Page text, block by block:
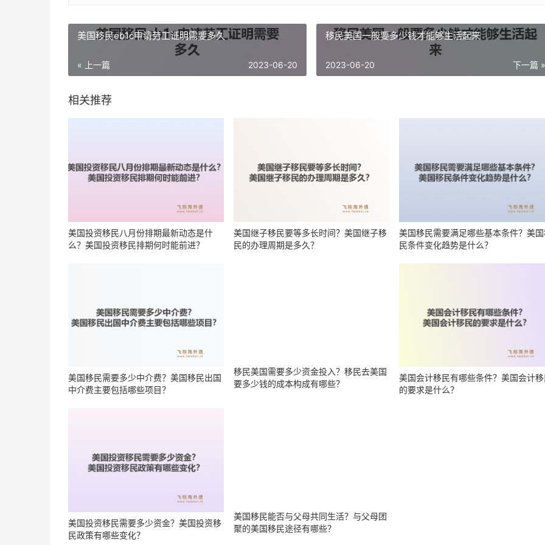
美国移民eb1c申请劳工证明需要多久
« 上一篇 2023-06-20
移民美国一般要多少钱才能够生活起来
下一篇 »
2023-06-20
相关推荐
美国投资移民八月份排期最新动态是什
么？美国投资移民排期何时能前进？
美国继子移民要等多长时间？美国继子移
民的办理周期是多久？
美国移民需要满足哪些基本条件？美
民条件变化趋势是什么？
美国移民需要多少中介费？美国移民出国
中介费主要包括哪些项目？
移民美国需要多少资金投入？移民去美国
要多少钱的成本构成有哪些？
美国会计移民有哪些条件？美国会计
的要求是什么？
美国投资移民需要多少资金？美国投资移
民政策有哪些变化？
美国移民能否与父母共同生活？与父母团
聚的美国移民途径有哪些？